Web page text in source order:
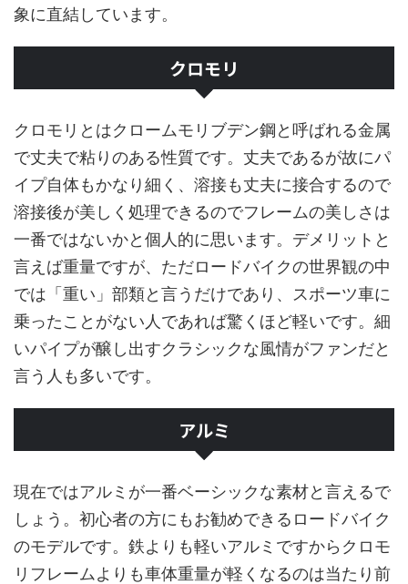
象に直結しています。
クロモリ
クロモリとはクロームモリブデン鋼と呼ばれる金属
で丈夫で粘りのある性質です。丈夫であるが故にパ
イプ自体もかなり細く、溶接も丈夫に接合するので
溶接後が美しく処理できるのでフレームの美しさは
一番ではないかと個人的に思います。デメリットと
言えば重量ですが、ただロードバイクの世界観の中
では「重い」部類と言うだけであり、スポーツ車に
乗ったことがない人であれば驚くほど軽いです。細
いパイプが醸し出すクラシックな風情がファンだと
言う人も多いです。
アルミ
現在ではアルミが一番ベーシックな素材と言えるで
しょう。初心者の方にもお勧めできるロードバイク
のモデルです。鉄よりも軽いアルミですからクロモ
リフレームよりも車体重量が軽くなるのは当たり前